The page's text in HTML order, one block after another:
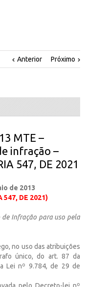
Anterior Próximo
MTE –
infração –
547, DE 2021
de 2013
547, DE 2021)
Infração para uso pela
no uso das atribuições
único, do art. 87 da
Lei nº 9.784, de 29 de
pelo Decreto-lei nº